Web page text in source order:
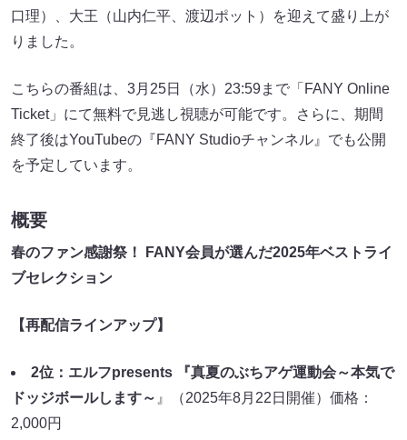
口理）、大王（山内仁平、渡辺ポット）を迎えて盛り上が
りました。
こちらの番組は、3月25日（水）23:59まで「FANY Online
Ticket」にて無料で見逃し視聴が可能です。さらに、期間
終了後はYouTubeの『FANY Studioチャンネル』でも公開
を予定しています。
概要
春のファン感謝祭！ FANY会員が選んだ2025年ベストライ
ブセレクション
【再配信ラインアップ】
2位：エルフpresents 『真夏のぶちアゲ運動会～本気で
ドッジボールします～ 』（2025年8月22日開催）価格：
2,000円